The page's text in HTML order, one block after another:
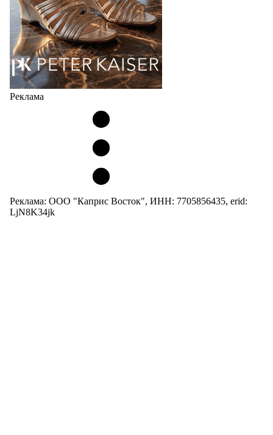
Реклама
Реклама: ООО "Каприс Восток", ИНН: 7705856435, erid:
LjN8K34jk